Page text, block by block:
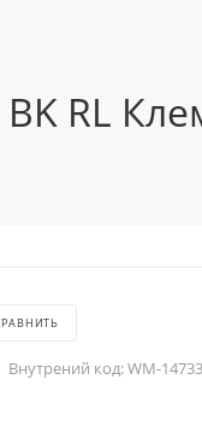
RL
Внутрений код:WM-